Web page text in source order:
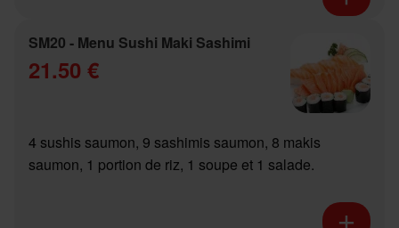
SM20 - Menu Sushi Maki Sashimi
21.50 €
4 sushis saumon, 9 sashimis saumon, 8 makis
saumon, 1 portion de riz, 1 soupe et 1 salade.